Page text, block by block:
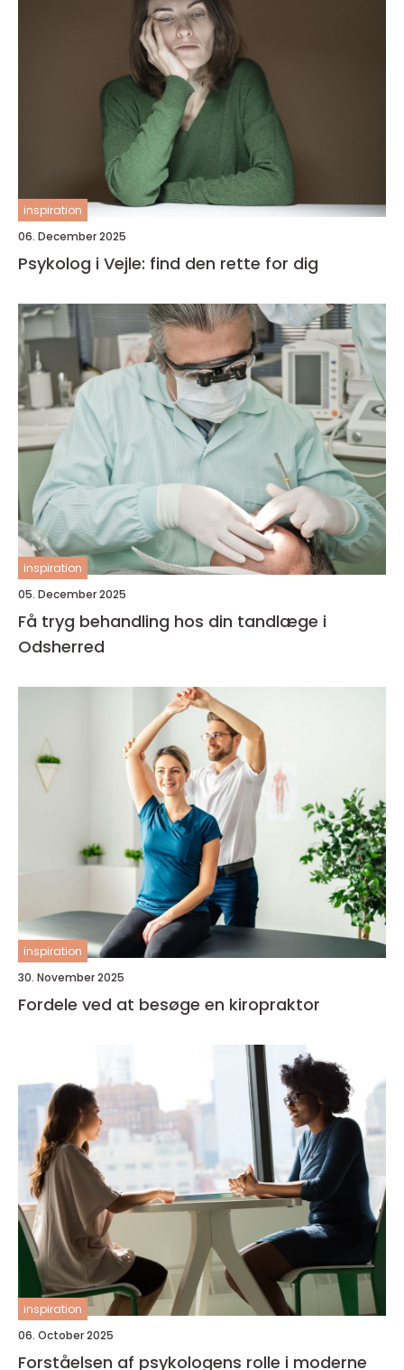
inspiration
06. December 2025
Psykolog i Vejle: find den rette for dig
inspiration
05. December 2025
Få tryg behandling hos din tandlæge i
Odsherred
inspiration
30. November 2025
Fordele ved at besøge en kiropraktor
inspiration
06. October 2025
Forståelsen af psykologens rolle i moderne